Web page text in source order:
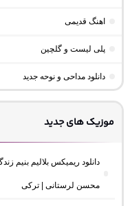
اهنگ قدیمی
پلی لیست و گلچین
دانلود مداحی و نوحه جدید
موزیک های جدید
دانلود ریمیکس بلالیم بنیم
محسن لرستانی | ترکی